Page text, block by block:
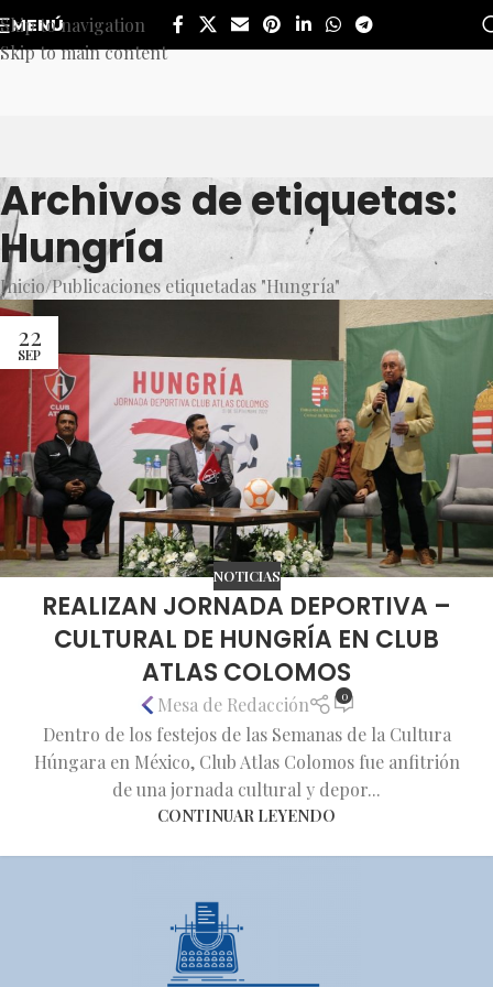
Skip to navigation
Skip to main content
MENÚ
Archivos de etiquetas:
Hungría
Inicio Publicaciones etiquetadas "Hungría"
22
SEP
NOTICIAS
REALIZAN JORNADA DEPORTIVA –
CULTURAL DE HUNGRÍA EN CLUB
ATLAS COLOMOS
Mesa de Redacción 0
Dentro de los festejos de las Semanas de la Cultura
Húngara en México, Club Atlas Colomos fue anfitrión
de una jornada cultural y depor...
CONTINUAR LEYENDO